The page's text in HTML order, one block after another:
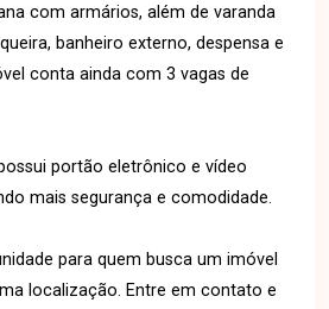
com armários, além de varanda
banheiro externo, despensa e
conta ainda com 3 vagas de
portão eletrônico e vídeo
mais segurança e comodidade.
para quem busca um imóvel
localização. Entre em contato e